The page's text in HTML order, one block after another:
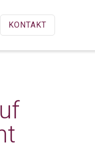
KONTAKT